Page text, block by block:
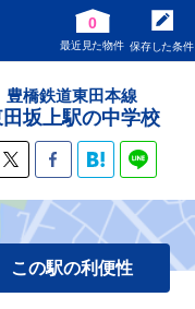
0
最近見た物件 保存した条件
豊橋鉄道東田本線
坂上駅の中学校
この駅の利便性